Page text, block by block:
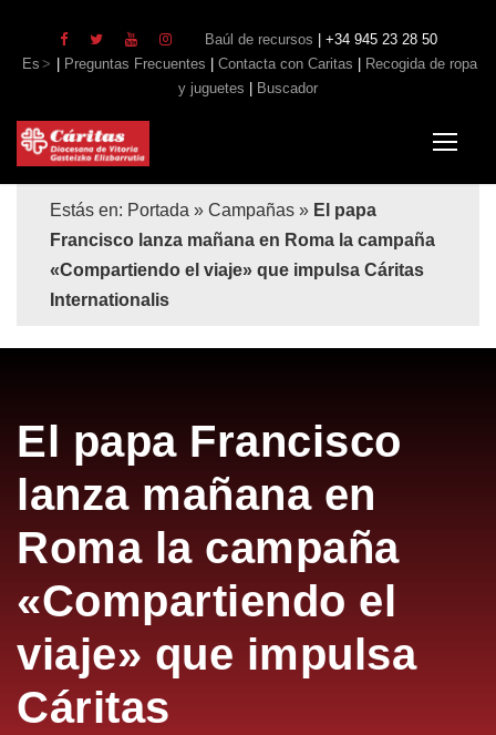
Baúl de recursos | +34 945 23 28 50
Es
Preguntas Frecuentes Contacta con Caritas
Recogida de ropa
y juguetes
Buscador
Estás en: Portada » Campañas » El papa
Francisco lanza mañana en Roma la campaña
«Compartiendo el viaje» que impulsa Cáritas
Internationalis
El papa Francisco
lanza mañana en
Roma la campaña
«Compartiendo el
viaje» que impulsa
Cáritas